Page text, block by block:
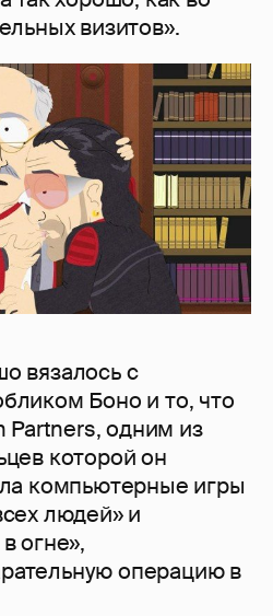
визитов».
вязалось с
Боно и то, что
Partners, одним из
которой он
компьютерные игры
людей» и
огне»,
операцию в